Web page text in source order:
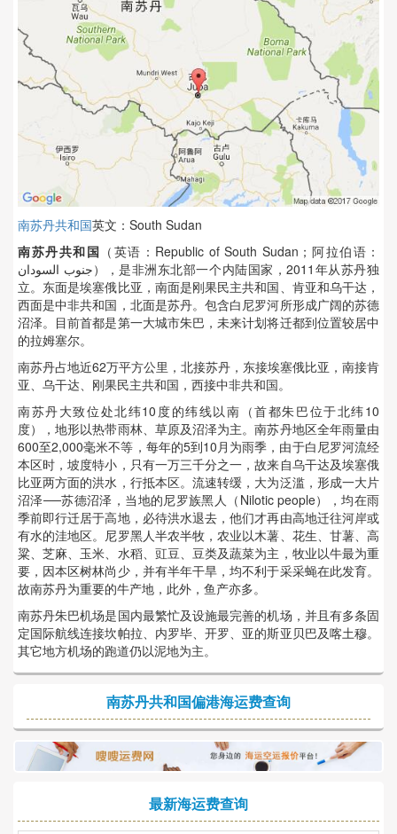
南苏丹共和国英文：South Sudan
南苏丹共和国 （英语：Republic of South Sudan；阿拉伯语：
جنوب السودان‎‎），是非洲东北部一个内陆国家，2011年从苏丹独
立。东面是埃塞俄比亚，南面是刚果民主共和国、肯亚和乌干达，
西面是中非共和国，北面是苏丹。包含白尼罗河所形成广阔的苏德
沼泽。目前首都是第一大城市朱巴，未来计划将迁都到位置较居中
的拉姆塞尔。
南苏丹占地近62万平方公里，北接苏丹，东接埃塞俄比亚，南接肯
亚、乌干达、刚果民主共和国，西接中非共和国。
南苏丹大致位处北纬10度的纬线以南（首都朱巴位于北纬10
度），地形以热带雨林、草原及沼泽为主。南苏丹地区全年雨量由
600至2,000毫米不等，每年的5到10月为雨季，由于白尼罗河流经
本区时，坡度特小，只有一万三千分之一，故来自乌干达及埃塞俄
比亚两方面的洪水，行抵本区。流速转缓，大为泛滥，形成一大片
沼泽──苏德沼泽，当地的尼罗族黑人（Nilotic people），均在雨
季前即行迁居于高地，必待洪水退去，他们才再由高地迁往河岸或
有水的洼地区。尼罗黑人半农半牧，农业以木薯、花生、甘薯、高
粱、芝麻、玉米、水稻、豇豆、豆类及蔬菜为主，牧业以牛最为重
要，因本区树林尚少，并有半年干旱，均不利于采采蝇在此发育。
故南苏丹为重要的牛产地，此外，鱼产亦多。
南苏丹朱巴机场是国内最繁忙及设施最完善的机场，并且有多条固
定国际航线连接坎帕拉、内罗毕、开罗、亚的斯亚贝巴及喀土穆。
其它地方机场的跑道仍以泥地为主。
南苏丹共和国偏港海运费查询
最新海运费查询